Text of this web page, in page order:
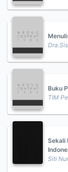
Buku
TIM
Sekali
Siti